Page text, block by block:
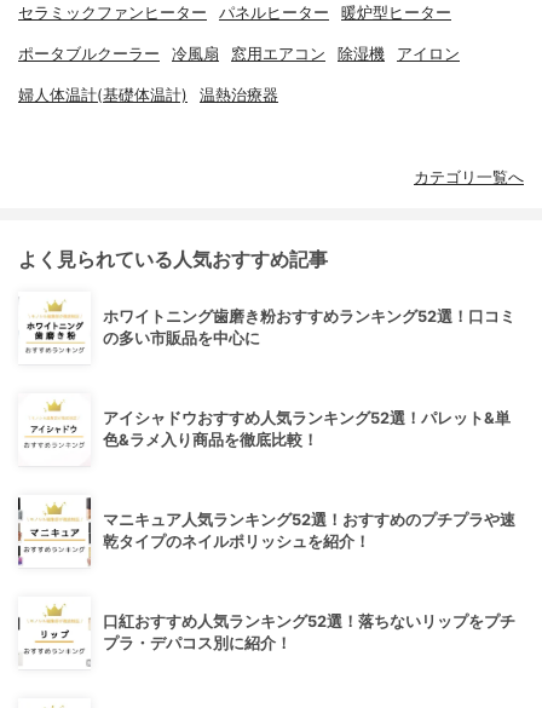
セラミックファンヒーター パネルヒーター 暖炉型ヒーター
ポータブルクーラー 冷風扇 窓用エアコン 除湿機 アイロン
婦人体温計(基礎体温計) 温熱治療器
カテゴリ一覧へ
よく見られている人気おすすめ記事
ホワイトニング歯磨き粉おすすめランキング52選！口コミ
の多い市販品を中心に
アイシャドウおすすめ人気ランキング52選！パレット&単
色&ラメ入り商品を徹底比較！
マニキュア人気ランキング52選！おすすめのプチプラや速
乾タイプのネイルポリッシュを紹介！
口紅おすすめ人気ランキング52選！落ちないリップをプチ
プラ・デパコス別に紹介！